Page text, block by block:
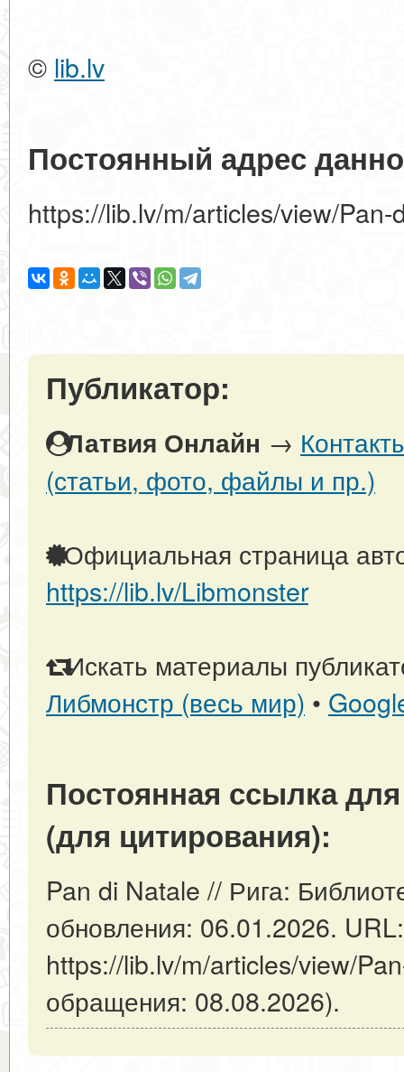
© lib.lv
Постоянный адрес
https://lib.lv/m/articles/view/Pan-
Публикатор:
Латвия Онлайн →
(статьи, фото, файлы и пр.)
Официальная страница
https://lib.lv/Libmonster
Искать материалы
Либмонстр (весь мир) •
Постоянная ссылка
(для цитирования):
Pan di Natale // Рига:
обновления: 06.01.2026. URL:
https://lib.lv/m/articles/view/
обращения: 08.08.2026).